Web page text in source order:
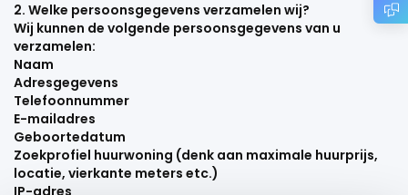
2. Welke persoonsgegevens verzamelen wij?
Wij kunnen de volgende persoonsgegevens van u
verzamelen:
Naam
Adresgegevens
Telefoonnummer
E-mailadres
Geboortedatum
Zoekprofiel huurwoning (denk aan maximale huurprijs,
locatie, vierkante meters etc.)
IP-adres